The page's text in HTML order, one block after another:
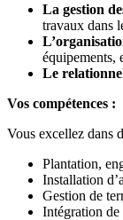
La gestion
travaux dans
équipements,
Le
Vos compétences :
Vous excellez dans
Plantation,
Installation
Gestion de
Intégration de